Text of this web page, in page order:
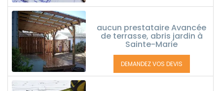
aucun prestataire Avancée
de terrasse, abris jardin à
Sainte-Marie
DEMANDEZ VOS DEVIS